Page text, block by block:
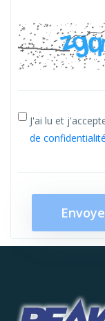
J'ai lu et
de confidentialité